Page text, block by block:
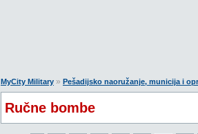
MyCity Military » Pešadijsko naoružanje, municija i
Ručne bombe